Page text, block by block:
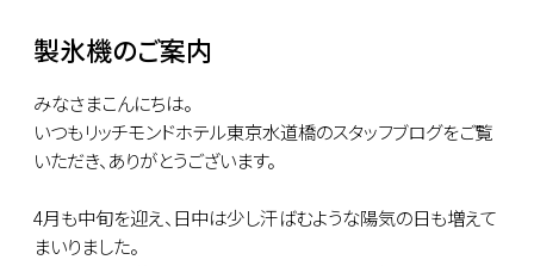
製氷機のご案内
みなさまこんにちは。
いつもリッチモンドホテル東京水道橋のスタッフブログをご覧
いただき、ありがとうございます。
4月も中旬を迎え、日中は少し汗ばむような陽気の日も増えて
まいりました。